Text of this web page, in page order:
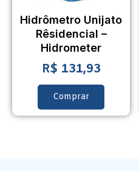
Hidrômetro Unijato
Rêsidencial –
Hidrometer
R$ 131,93
Comprar